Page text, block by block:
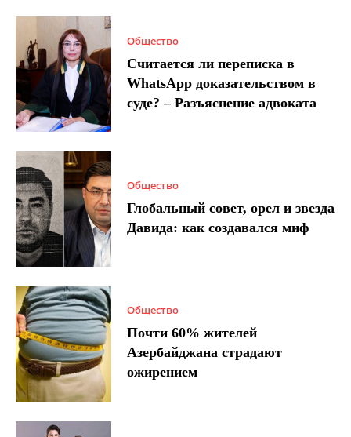
Общество
Считается ли переписка в
WhatsApp доказательством в
суде? – Разъяснение адвоката
Общество
Глобальный совет, орел и звезда
Давида: как создавался миф
Общество
Почти 60% жителей
Азербайджана страдают
ожирением